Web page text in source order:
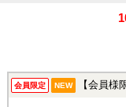
会員限定 NEW 【会員